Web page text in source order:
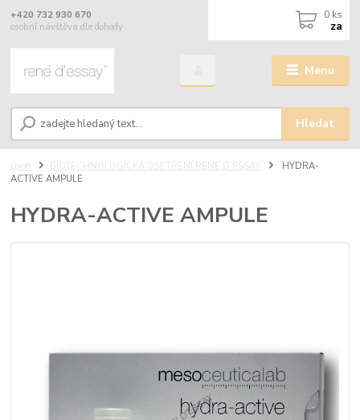
Menu
Hledat
+420 732 930 670
osobní návštěva dle dohody
0 ks
za
Úvod BIOTECHNOLOGICKÁ OŠETŘENÍ RENÉ D’ESSAY
HYDRA-
ACTIVE AMPULE
HYDRA-ACTIVE AMPULE